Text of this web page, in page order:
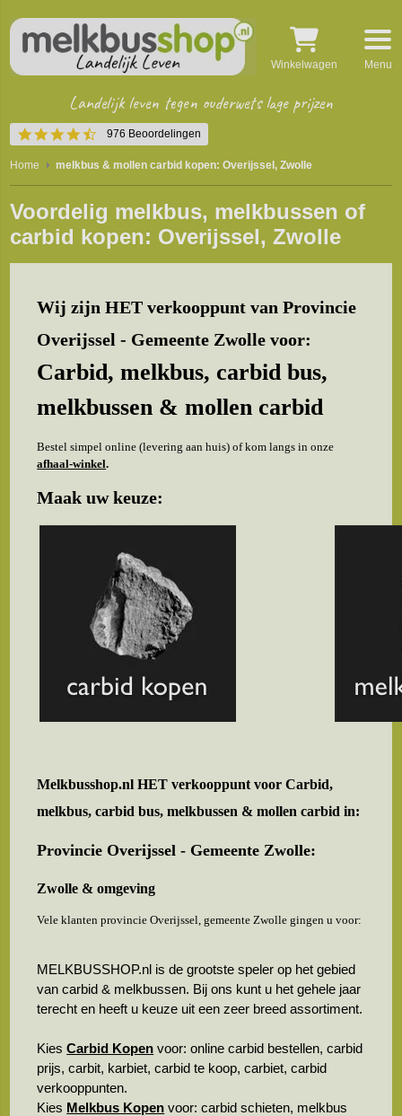
4.5
star
rating
976 Beoordelingen
Landelijk leven tegen ouderwets lage prijzen
Winkelwagen Menu
Home melkbus & mollen carbid kopen: Overijssel, Zwolle
Voordelig melkbus, melkbussen of
carbid kopen: Overijssel, Zwolle
Wij zijn HET verkooppunt van Provincie
Overijssel - Gemeente Zwolle voor:
Carbid, melkbus, carbid bus,
melkbussen & mollen carbid
Bestel simpel online (levering aan huis) of kom langs in onze
afhaal-winkel.
Maak uw keuze:
Melkbusshop.nl HET verkooppunt voorCarbid,
melkbus, carbid bus, melkbussen & mollen carbid in:
Provincie Overijssel - Gemeente Zwolle:
Zwolle & omgeving
Vele klanten provincie Overijssel, gemeente Zwolle gingen u voor:
MELKBUSSHOP.nl is de grootste speler op het gebied
van carbid & melkbussen. Bij ons kunt u het gehele jaar
terecht en heeft u keuze uit een zeer breed assortiment.
KiesCarbid Kopen voor: online carbid bestellen, carbid
prijs, carbit, karbiet, carbid te koop, carbiet, carbid
verkooppunten.
Kies Melkbus Kopen voor: carbid schieten, melkbus